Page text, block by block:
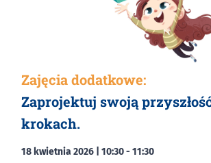
Zajęcia dodatkowe:
Zaprojektuj swoją
krokach.
18 kwietnia 2026 | 10:30- 11:30